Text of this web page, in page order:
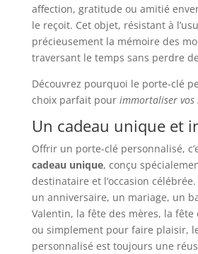
affection, gratitude ou amitié
le reçoit. Cet objet, résistant à
précieusement la mémoire des
traversant le temps sans perdre
Découvrez pourquoi le porte-clé
choix parfait pour immortaliser vos
Un cadeau unique et
Offrir un porte-clé personnalisé,
cadeau unique, conçu
destinataire et l’occasion
un anniversaire, un mariage, un
Valentin, la fête des mères, la fête
ou simplement pour faire plaisir,
personnalisé est toujours une